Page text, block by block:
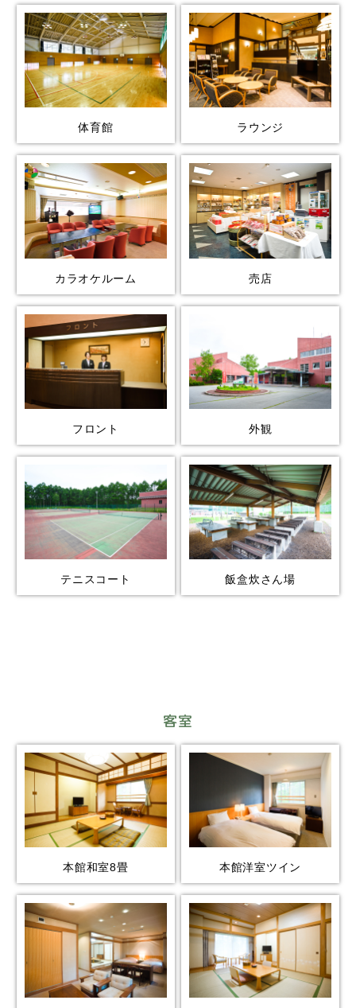
体育館 ラウンジ
カラオケルーム 売店
フロント 外観
テニスコート 飯盒炊さん場
客室
本館和室8畳 本館洋室ツイン